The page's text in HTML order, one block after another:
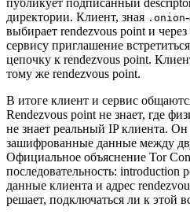
директории. Клиент, зная .onion
выбирает rendezvous point и
сервису приглашение
цепочку к rendezvous point.
тому же rendezvous point.
В итоге клиент и сервис
Rendezvous point не знает, где
не знает реальный IP клиента.
зашифрованные данные между
Официальное объяснение Tor
последовательность: introduction
данные клиента и адрес
решает, подключаться ли к этой